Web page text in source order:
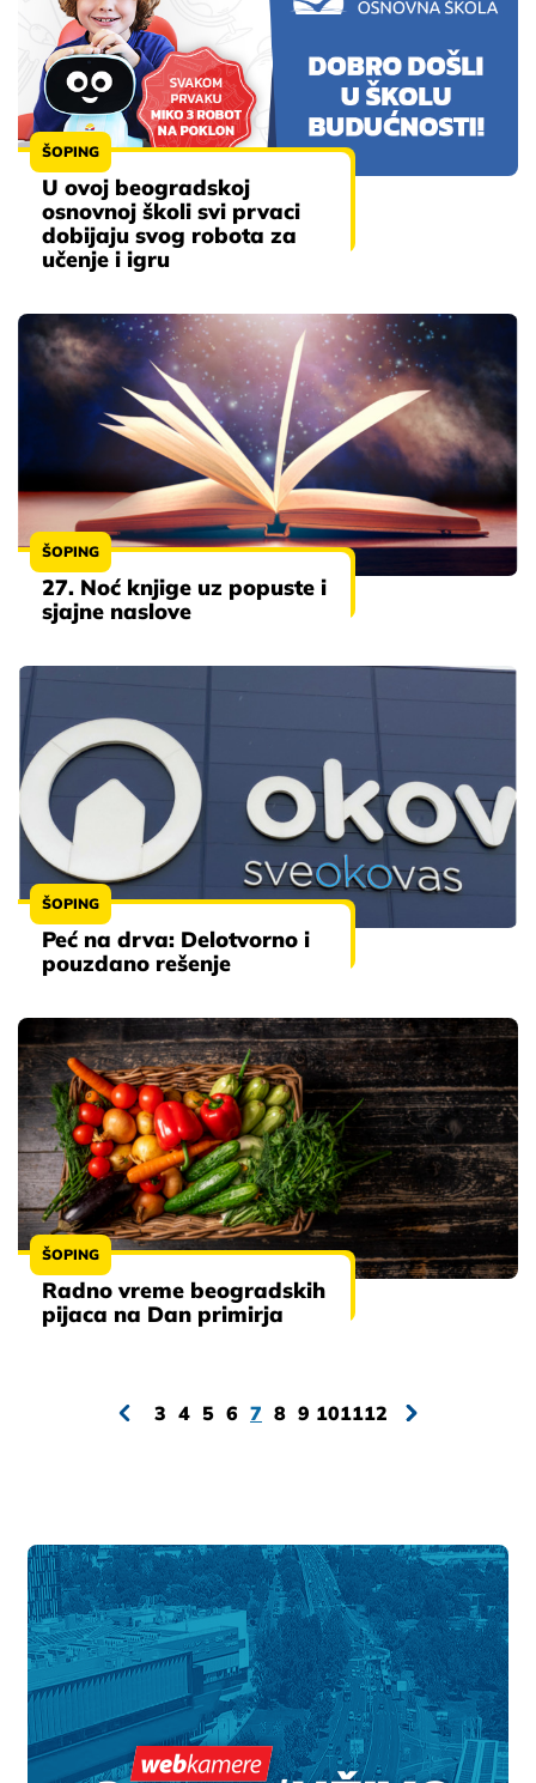
ŠOPING
U ovoj beogradskoj
osnovnoj školi svi prvaci
dobijaju svog robota za
učenje i igru
ŠOPING
27. Noć knjige uz popuste i
sjajne naslove
ŠOPING
Peć na drva: Delotvorno i
pouzdano rešenje
ŠOPING
Radno vreme beogradskih
pijaca na Dan primirja
3 4 5 6 7 8 9 101112